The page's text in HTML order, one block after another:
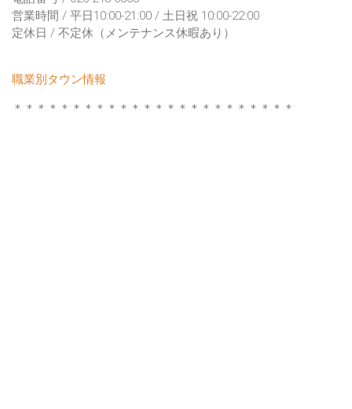
営業時間 / 平日10:00-21:00 / 土日祝 10:00-22:00
定休日 / 不定休（メンテナンス休暇あり）
職業別タウン情報
＊＊＊＊＊＊＊＊＊＊＊＊＊＊＊＊＊＊＊＊＊＊＊＊